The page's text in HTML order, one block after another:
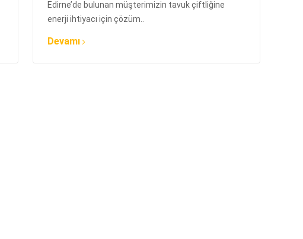
Edirne’de bulunan müşterimizin tavuk çiftliğine
enerji ihtiyacı için çözüm..
Devamı